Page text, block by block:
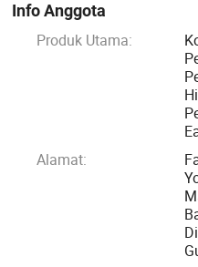
produksi dan penjualan
penjualan produk-produk
dijual kepada perusahaan-
negeri, Eropa, Amerika,
Workshop produksi ini
persegi (termasuk 2 meter
bebas debu level seribu, 1
bebas debu level 000 meter,
persegi untuk lokakarya
Info Anggota
Produk Utama:
Alamat: